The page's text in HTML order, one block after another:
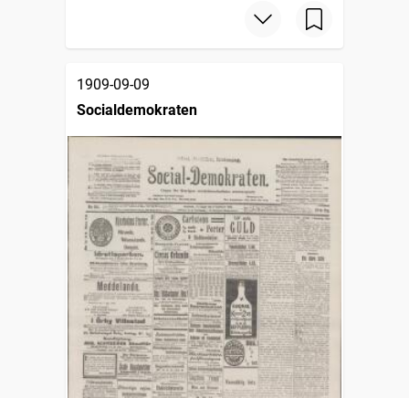
1909-09-09
Socialdemokraten